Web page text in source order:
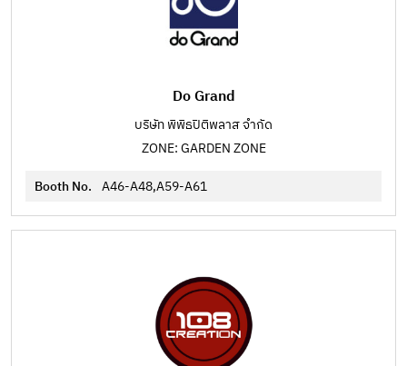
Do Grand
บริษัท พิพิธปิติพลาส จำกัด
ZONE: GARDEN ZONE
Booth No. A46-A48,A59-A61